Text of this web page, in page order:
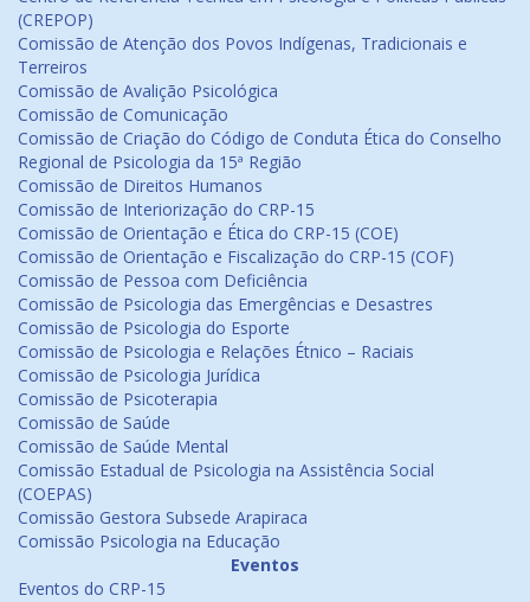
(CREPOP)
Comissão de Atenção dos Povos Indígenas, Tradicionais e
Terreiros
Comissão de Avalição Psicológica
Comissão de Comunicação
Comissão de Criação do Código de Conduta Ética do Conselho
Regional de Psicologia da 15ª Região
Comissão de Direitos Humanos
Comissão de Interiorização do CRP-15
Comissão de Orientação e Ética do CRP-15 (COE)
Comissão de Orientação e Fiscalização do CRP-15 (COF)
Comissão de Pessoa com Deficiência
Comissão de Psicologia das Emergências e Desastres
Comissão de Psicologia do Esporte
Comissão de Psicologia e Relações Étnico – Raciais
Comissão de Psicologia Jurídica
Comissão de Psicoterapia
Comissão de Saúde
Comissão de Saúde Mental
Comissão Estadual de Psicologia na Assistência Social
(COEPAS)
Comissão Gestora Subsede Arapiraca
Comissão Psicologia na Educação
Eventos
Eventos do CRP-15